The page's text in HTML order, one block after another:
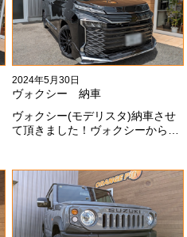
2024年5月30日
ヴォクシー 納車
ヴォクシー(モデリスタ)納車させ
て頂きました！ヴォクシーからヴ
利用頂きありがとうございます
#x1f60a;